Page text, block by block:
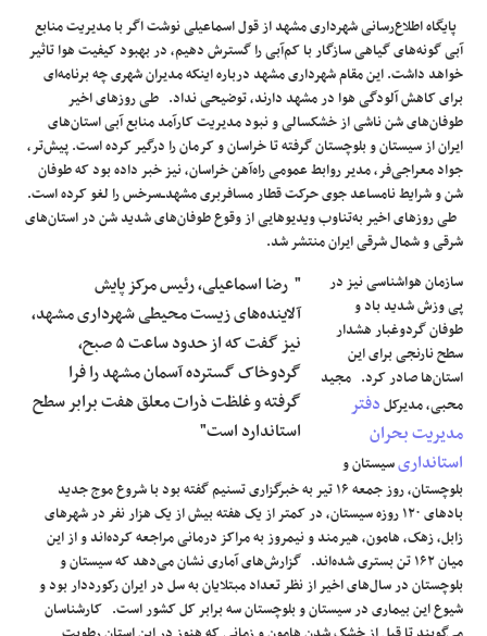
پایگاه اطلاع‌رسانی شهرداری مشهد از قول اسماعیلی نوشت اگر با مدیریت منابع
آبی گونه‌های گیاهی سازگار با کم‌آبی را گسترش دهیم، در بهبود کیفیت هوا تاثیر
خواهد داشت. این مقام شهرداری مشهد درباره اینکه مدیران شهری چه برنامه‌ای
برای کاهش آلودگی هوا در مشهد دارند، توضیحی نداد. طی روزهای اخیر
طوفان‌های شن ناشی از خشکسالی و نبود مدیریت کارآمد منابع آبی استان‌های
ایران از سیستان و بلوچستان گرفته تا خراسان و کرمان را درگیر کرده است. پیش‌تر،
جواد معراجی‌فر، مدیر روابط عمومی راه‌آهن خراسان، نیز خبر داده بود که طوفان
شن و شرایط نامساعد جوی حرکت قطار مسافربری مشهدــ‌سرخس را لغو کرده است.
طی روزهای اخیر به‌تناوب ویدیوهایی از وقوع طوفان‌های شدید شن در استان‌های
شرقی و شمال شرقی ایران منتشر شد.
" رضا اسماعیلی، رئیس مرکز پایش
آلاینده‌های زیست‌ محیطی شهرداری مشهد،
نیز گفت که از حدود ساعت ۵ صبح،
گردوخاک گسترده آسمان مشهد را فرا
گرفته و غلظت ذرات معلق هفت برابر سطح
استاندارد است"
سازمان هواشناسی نیز در
پی وزش شدید باد و
طوفان گردوغبار هشدار
سطح نارنجی برای این
استان‌ها صادر کرد. مجید
محبی، مدیرکلدفتر
مدیریت بحران
استانداریسیستان و
بلوچستان، روز جمعه ۱۶ تیر به خبرگزاری تسنیم گفته بود با شروع موج جدید
بادهای ۱۲۰ روزه سیستان، در کمتر از یک هفته بیش از یک هزار نفر در شهرهای
زابل، زهک، هامون، هیرمند و نیمروز به مراکز درمانی مراجعه کرده‌اند و از این
میان ۱۶۲ تن بستری شده‌اند. گزارش‌های آماری نشان می‌دهد که سیستان و
بلوچستان در سال‌های اخیر از نظر تعداد مبتلایان به سل در ایران رکورددار بود و
شیوع این بیماری در سیستان و بلوچستان سه برابر کل کشور است. کارشناسان